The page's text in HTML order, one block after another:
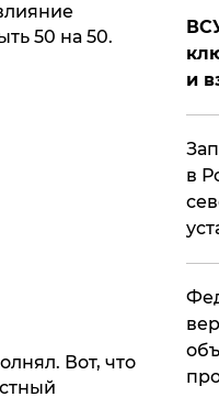
50 на 50.
Вот, что
и
в